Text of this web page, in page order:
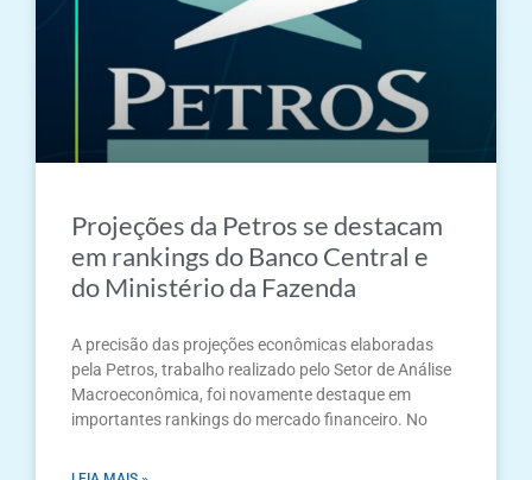
Projeções da Petros se destacam
em rankings do Banco Central e
do Ministério da Fazenda
A precisão das projeções econômicas elaboradas
pela Petros, trabalho realizado pelo Setor de Análise
Macroeconômica, foi novamente destaque em
importantes rankings do mercado financeiro. No